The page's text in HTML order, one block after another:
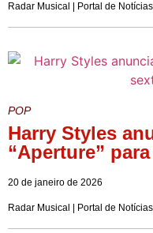
Radar Musical | Portal de Notícias
POP
Harry Styles
“Aperture”
20 de janeiro de 2026
Radar Musical | Portal de Notícias